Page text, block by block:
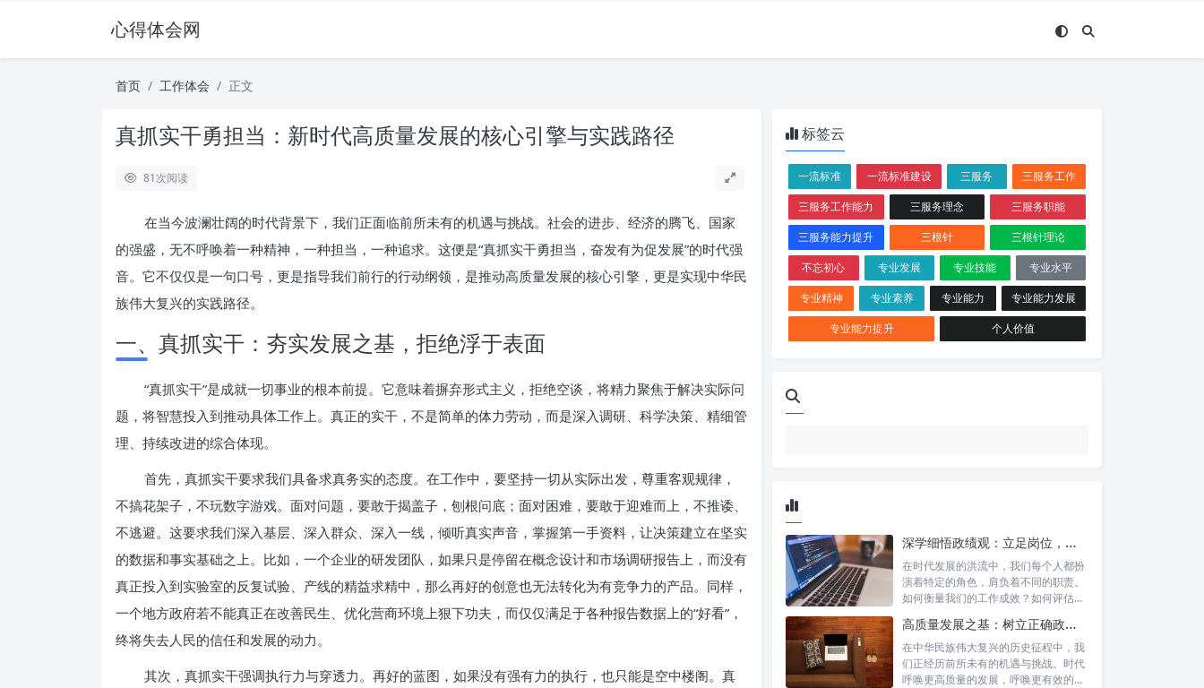
心得体会网
首页 工作体会 正文
真抓实干勇担当：新时代高质量发展的核心引擎与实践路径
81次阅读
在当今波澜壮阔的时代背景下，我们正面临前所未有的机遇与挑战。社会的进步、经济的腾飞、国家
的强盛，无不呼唤着一种精神，一种担当，一种追求。这便是“真抓实干勇担当，奋发有为促发展”的时代强
音。它不仅仅是一句口号，更是指导我们前行的行动纲领，是推动高质量发展的核心引擎，更是实现中华民
族伟大复兴的实践路径。
一、真抓实干：夯实发展之基，拒绝浮于表面
“真抓实干”是成就一切事业的根本前提。它意味着摒弃形式主义，拒绝空谈，将精力聚焦于解决实际问
题，将智慧投入到推动具体工作上。真正的实干，不是简单的体力劳动，而是深入调研、科学决策、精细管
理、持续改进的综合体现。
首先，真抓实干要求我们具备求真务实的态度。在工作中，要坚持一切从实际出发，尊重客观规律，
不搞花架子，不玩数字游戏。面对问题，要敢于揭盖子，刨根问底；面对困难，要敢于迎难而上，不推诿、
不逃避。这要求我们深入基层、深入群众、深入一线，倾听真实声音，掌握第一手资料，让决策建立在坚实
的数据和事实基础之上。比如，一个企业的研发团队，如果只是停留在概念设计和市场调研报告上，而没有
真正投入到实验室的反复试验、产线的精益求精中，那么再好的创意也无法转化为有竞争力的产品。同样，
一个地方政府若不能真正在改善民生、优化营商环境上狠下功夫，而仅仅满足于各种报告数据上的“好看”，
终将失去人民的信任和发展的动力。
其次，真抓实干强调执行力与穿透力。再好的蓝图，如果没有强有力的执行，也只能是空中楼阁。真
标签云
一流标准 一流标准建设 三服务
三服务工作
三服务工作能力
三服务理念
三服务职能
三服务能力提升
三根针
三根针理论
不忘初心
专业发展 专业技能
专业水平
专业精神
专业素养 专业能力
专业能力发展
专业能力提升
个人价值
深学细悟政绩观：立足岗位，争做新时代的实干先锋
在时代发展的洪流中，我们每个人都扮
演着特定的角色，肩负着不同的职责。
如何衡量我们的工作成效？如何评估我
高质量发展之基：树立正确政绩理念，锤炼务实工作作风
在中华民族伟大复兴的历史征程中，我
们正经历前所未有的机遇与挑战。时代
呼唤更高质量的发展，呼唤更有效的治